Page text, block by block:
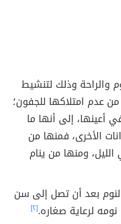
والراحة وذلك لتنشيط
عدم امتلاكها للجفون؛
أعينها، إلى أنها ما
الأخرى، فمنها من
ومنها من ينام
بعد أن تصل إلى سن
[٢]